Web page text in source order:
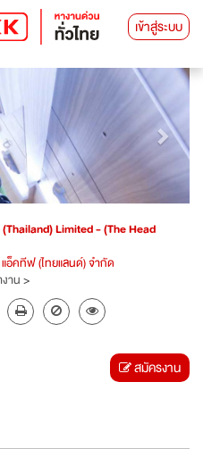
เข้าสู่ระบบ
Next
Limited - (The Head
อ็คทีฟ (ไทยแลนด์) จำกัด
าน>
สมัครงาน